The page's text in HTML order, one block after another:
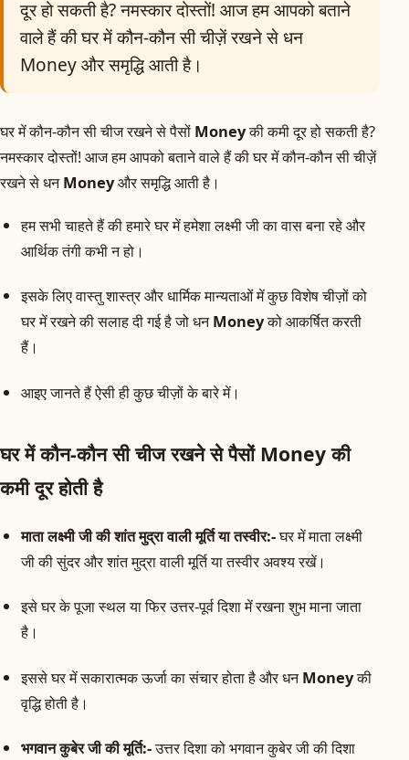
दूर हो सकती है? नमस्कार दोस्तों! आज हम आपको बताने
वाले हैं की घर में कौन-कौन सी चीज़ें रखने से धन
Money और समृद्धि आती है।
घर में कौन-कौन सी चीज रखने से पैसों Moneyकी कमी दूर हो सकती है?
नमस्कार दोस्तों! आज हम आपको बताने वाले हैं की घर में कौन-कौन सी चीज़ें
रखने से धनMoneyऔर समृद्धि आती है।
हम सभी चाहते हैं की हमारे घर में हमेशा लक्ष्मी जी का वास बना रहे और
आर्थिक तंगी कभी न हो।
इसके लिए वास्तु शास्त्र और धार्मिक मान्यताओं में कुछ विशेष चीज़ों को
घर में रखने की सलाह दी गई है जो धनMoneyको आकर्षित करती
हैं।
आइए जानते हैं ऐसी ही कुछ चीज़ों के बारे में।
घर में कौन-कौन सी चीज रखने से पैसों Money की
कमी दूर होती है
माता लक्ष्मी जी की शांत मुद्रा वाली मूर्ति या तस्वीर:-घर में माता लक्ष्मी
जी की सुंदर और शांत मुद्रा वाली मूर्ति या तस्वीर अवश्य रखें।
इसे घर के पूजा स्थल या फिर उत्तर-पूर्व दिशा में रखना शुभ माना जाता
है।
इससे घर में सकारात्मक ऊर्जा का संचार होता है और धनMoneyकी
वृद्धि होती है।
भगवान कुबेर जी की मूर्ति:-उत्तर दिशा को भगवान कुबेर जी की दिशा